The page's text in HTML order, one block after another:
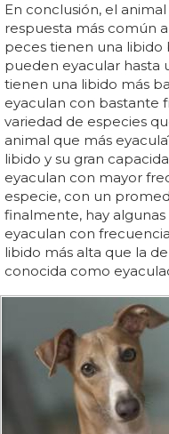
En conclusión, el
respuesta más común
peces tienen una libido
pueden eyacular hasta
tienen una libido más
eyaculan con bastante
variedad de especies
animal que más
libido y su gran
eyaculan con mayor
especie, con un
finalmente, hay
eyaculan con
libido más alta que la
conocida como